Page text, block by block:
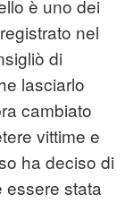
è uno dei
nel
di
lasciarlo
cambiato
vittime e
ha deciso di
essere stata